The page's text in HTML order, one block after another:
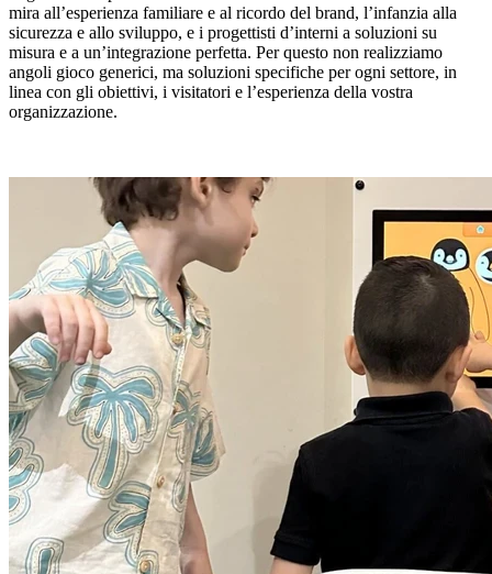
mira all’esperienza familiare e al ricordo del brand, l’infanzia alla
sicurezza e allo sviluppo, e i progettisti d’interni a soluzioni su
misura e a un’integrazione perfetta. Per questo non realizziamo
angoli gioco generici, ma soluzioni specifiche per ogni settore, in
linea con gli obiettivi, i visitatori e l’esperienza della vostra
organizzazione.